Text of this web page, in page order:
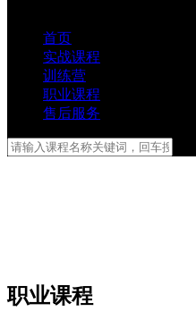
首页
实战课程
训练营
职业课程
售后服务
职业课程